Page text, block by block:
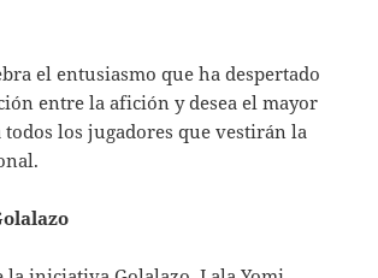
el entusiasmo que ha despertado
entre la afición y desea el mayor
todos los jugadores que vestirán la